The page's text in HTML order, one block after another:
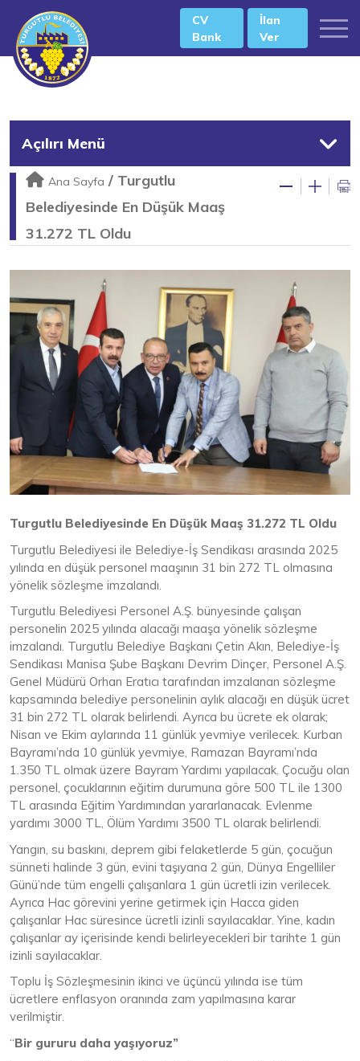
CV
Bank
İlan
Ver
Açılırı Menü
Ana Sayfa / Turgutlu
Belediyesinde En Düşük Maaş
31.272 TL Oldu
Turgutlu Belediyesinde En Düşük Maaş 31.272 TL Oldu
Turgutlu Belediyesi ile Belediye-İş Sendikası arasında 2025
yılında en düşük personel maaşının 31 bin 272 TL olmasına
yönelik sözleşme imzalandı.
Turgutlu Belediyesi Personel A.Ş. bünyesinde çalışan
personelin 2025 yılında alacağı maaşa yönelik sözleşme
imzalandı. Turgutlu Belediye Başkanı Çetin Akın, Belediye-İş
Sendikası Manisa Şube Başkanı Devrim Dinçer, Personel A.Ş.
Genel Müdürü Orhan Eratıcı tarafından imzalanan sözleşme
kapsamında belediye personelinin aylık alacağı en düşük ücret
31 bin 272 TL olarak belirlendi. Ayrıca bu ücrete ek olarak;
Nisan ve Ekim aylarında 11 günlük yevmiye verilecek. Kurban
Bayramı’nda 10 günlük yevmiye, Ramazan Bayramı’nda
1.350 TL olmak üzere Bayram Yardımı yapılacak. Çocuğu olan
personel, çocuklarının eğitim durumuna göre 500 TL ile 1300
TL arasında Eğitim Yardımından yararlanacak. Evlenme
yardımı 3000 TL, Ölüm Yardımı 3500 TL olarak belirlendi.
Yangın, su baskını, deprem gibi felaketlerde 5 gün, çocuğun
sünneti halinde 3 gün, evini taşıyana 2 gün, Dünya Engelliler
Günü’nde tüm engelli çalışanlara 1 gün ücretli izin verilecek.
Ayrıca Hac görevini yerine getirmek için Hacca giden
çalışanlar Hac süresince ücretli izinli sayılacaklar. Yine, kadın
çalışanlar ay içerisinde kendi belirleyecekleri bir tarihte 1 gün
izinli sayılacaklar.
Toplu İş Sözleşmesinin ikinci ve üçüncü yılında ise tüm
ücretlere enflasyon oranında zam yapılmasına karar
verilmiştir.
“Bir gururu daha yaşıyoruz”